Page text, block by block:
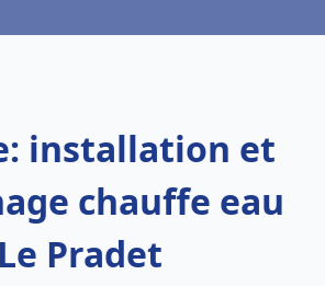
installation et
chauffe eau
Le Pradet